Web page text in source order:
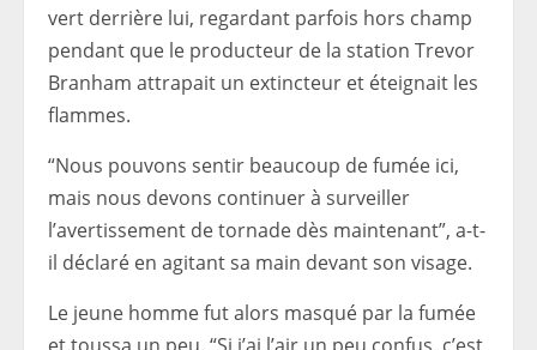
vert derrière lui, regardant parfois hors champ
pendant que le producteur de la station Trevor
Branham attrapait un extincteur et éteignait les
flammes.
“Nous pouvons sentir beaucoup de fumée ici,
mais nous devons continuer à surveiller
l’avertissement de tornade dès maintenant”, a-t-
il déclaré en agitant sa main devant son visage.
Le jeune homme fut alors masqué par la fumée